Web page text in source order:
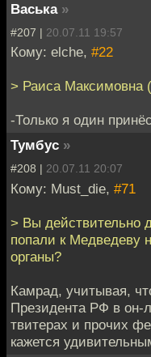
Васька »
#207 | 20.07.11 19:57
Кому: elche, #22
> Раиса Максимовна
-Только я один
Тумбус »
#208 | 20.07.11 20:07
Кому: Must_die, #71
> Вы действительно
попали к Медведеву
органы?
Камрад, учитывая,
Президента РФ в он-
твитерах и прочих
кажется